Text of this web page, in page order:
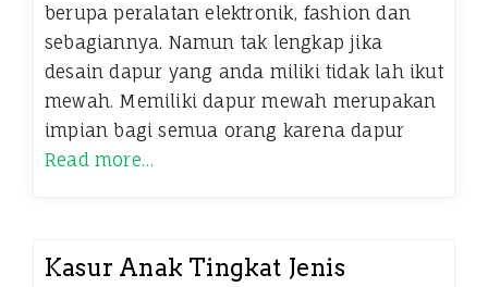
berupa peralatan elektronik, fashion dan
sebagiannya. Namun tak lengkap jika
desain dapur yang anda miliki tidak lah ikut
mewah. Memiliki dapur mewah merupakan
impian bagi semua orang karena dapur
Read more…
Kasur Anak Tingkat Jenis